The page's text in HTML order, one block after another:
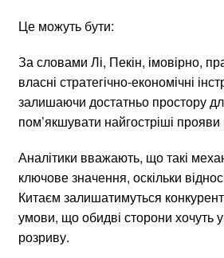
Це можуть бути:
За словами Лі, Пекін, імовірно,
власні стратегічно-економічні
залишаючи достатньо простору
пом’якшувати найгостріші прояви
Аналітики вважають, що такі
ключове значення, оскільки
Китаєм залишатимуться
умови, що обидві сторони хочуть
розриву.